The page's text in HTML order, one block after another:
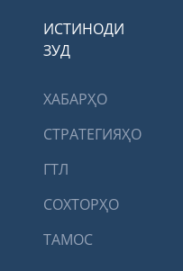
ИСТИНОДИ
ЗУД
ХАБАРҲО
СТРАТЕГИЯҲО
ГТЛ
СОХТОРҲО
ТАМОС